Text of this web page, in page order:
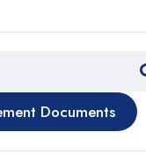
Documents